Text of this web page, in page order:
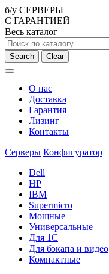
б/у СЕРВЕРЫ
С ГАРАНТИЕЙ
Весь каталог
Search Clear
О нас
Доставка
Гарантия
Лизинг
Контакты
Серверы Конфигуратор
Dell
HP
IBM
Supermicro
Мощные
Универсальные
Для 1С
Для бэкапа и видео
Компактные